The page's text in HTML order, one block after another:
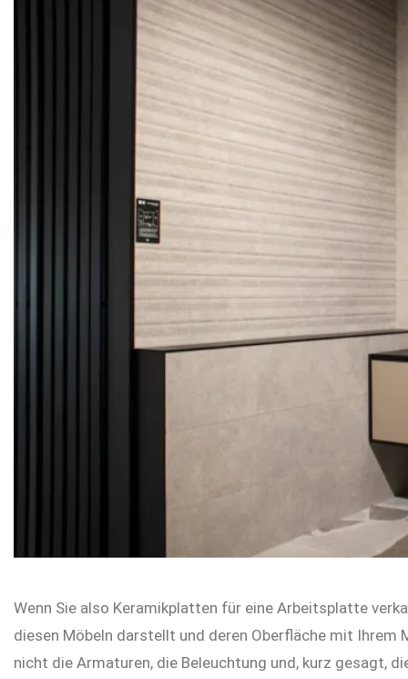
Aktuelles
Kontakt
Wenn Sie also Keramikplatten für eine Arbeitsplatte
diesen Möbeln darstellt und deren Oberfläche mit Ihrem
nicht die Armaturen, die Beleuchtung und, kurz gesagt,